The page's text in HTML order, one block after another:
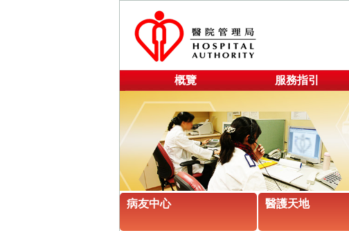
概覽 服務指引
病友中心 醫護天地